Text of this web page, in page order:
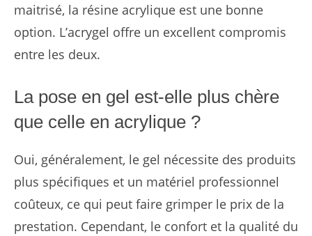
maitrisé, la résine acrylique est une bonne
option. L’acrygel offre un excellent compromis
entre les deux.
La pose en gel est-elle plus chère
que celle en acrylique ?
Oui, généralement, le gel nécessite des produits
plus spécifiques et un matériel professionnel
coûteux, ce qui peut faire grimper le prix de la
prestation. Cependant, le confort et la qualité du